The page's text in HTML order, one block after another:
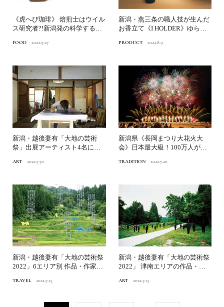
《虎へび珈琲》 焙煎士はウイル
ス研究者?!新潟発の科学するコ
FOOD 2022.9.27
新潟・燕三条の職人技が生んだ
お香立て《I HOLDER》ゆらめ
PRODUCT 2022.8.9
新潟・越後妻有「大地の芸術
祭」出展アーティスト4名に聞
ART 2022.7.30
新潟県《長岡まつり大花火大
会》日本最大級！100万人が感
TRADITION 2022.7.20
新潟・越後妻有「大地の芸術祭
2022」6エリア別 作品・作家見
TRAVEL 2022.7.15
新潟・越後妻有「大地の芸術祭
2022」 津南エリアの作品・作
ART 2022.7.15